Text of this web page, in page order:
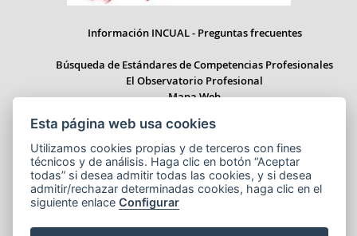
Información INCUAL - Preguntas frecuentes
Búsqueda de Estándares de Competencias Profesionales
El Observatorio Profesional
Mapa Web
Paseo del Prado 28, 1ª Planta - 28014 Madrid
Correo electrónico: informacion.incual@educacion.gob.es
Esta página web usa cookies
Utilizamos cookies propias y de terceros con fines
técnicos y de análisis. Haga clic en botón “Aceptar
todas” si desea admitir todas las cookies, y si desea
admitir/rechazar determinadas cookies, haga clic en el
siguiente enlaceConfigurar